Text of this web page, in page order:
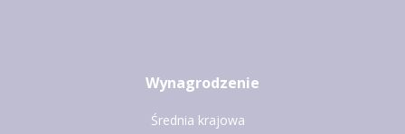
Wynagrodzenie
Średnia krajowa